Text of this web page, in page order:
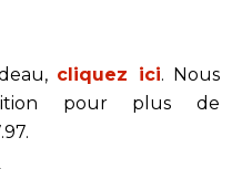
cliquez ici. Nous
pour plus de